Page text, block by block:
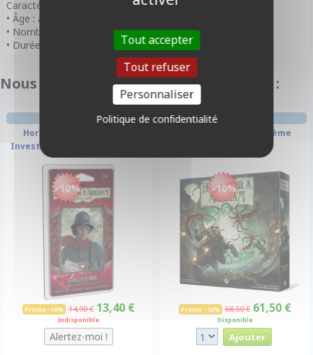
Caractéristiques
• Âge : à partir de 14 ans
• Nombre de Joueurs : 2 à 4 Joueurs
• Durée de Partie : 45 minutes
Nous vous recommandons également :
DECK-BUILDING
Horreur À Arkham - Deck
Investigateur : Stella Clark
-10%
Promo -10% 14,90 € 13,40 €
Indisponible
JEU DE PLATEAU
Horreur À Arkham - 3ème
-10%
Promo -10% 68,50 € 61,50 €
Disponible
Tout accepter
Tout refuser
Personnaliser
Politique de confidentialité